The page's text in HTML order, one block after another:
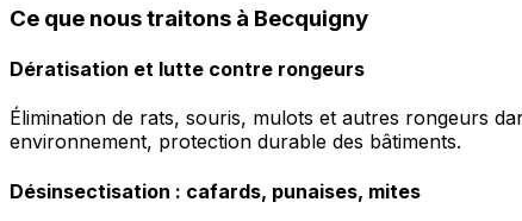
Ce que nous traitons à Becquigny
Dératisation et lutte contre rongeurs
Élimination de rats, souris, mulots et autres rongeurs
environnement, protection durable des bâtiments.
Désinsectisation : cafards, punaises, mites